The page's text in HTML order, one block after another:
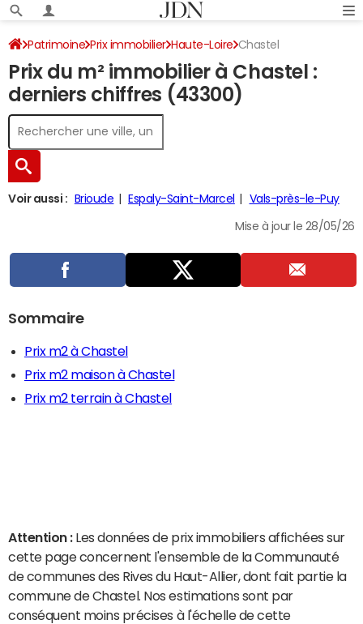
Patrimoine Prix immobilier Haute-Loire Chastel
Prix du m² immobilier à Chastel :
derniers chiffres (43300)
Voir aussi : Brioude Espaly-Saint-Marcel Vals-près-le-Puy
Mise à jour le 28/05/26
Sommaire
Prix m2 à Chastel
Prix m2 maison à Chastel
Prix m2 terrain à Chastel
Attention : Les données de prix immobiliers affichées sur
cette page concernent l'ensemble de la Communauté
de communes des Rives du Haut-Allier, dont fait partie la
commune de Chastel. Nos estimations sont par
conséquent moins précises à l'échelle de cette